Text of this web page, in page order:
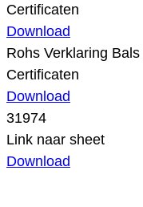
Certificaten
Download
Rohs Verklaring
Certificaten
Download
31974
Link naar sheet
Download